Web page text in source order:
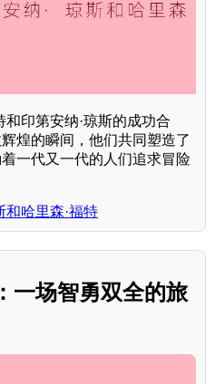
印第安纳·琼斯的成功合
煌的瞬间，他们共同塑造了
一代又一代的人们追求冒险
和哈里森·福特
一场智勇双全的旅